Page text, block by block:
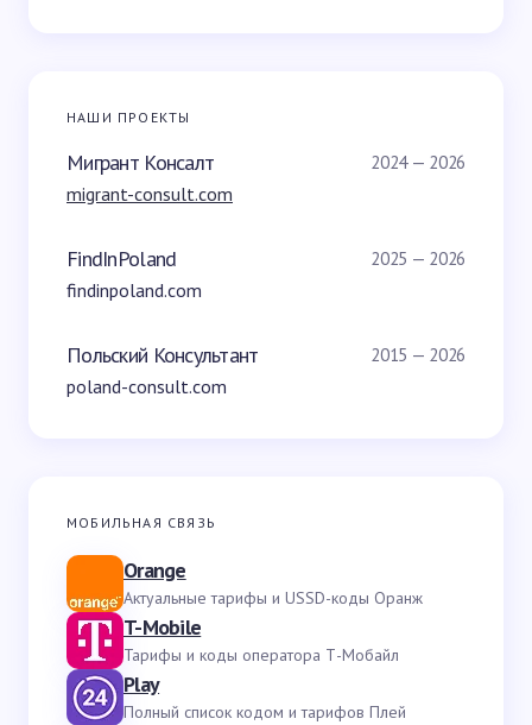
НАШИ ПРОЕКТЫ
Мигрант Консалт 2024 — 2026
migrant-consult.com
FindInPoland 2025 — 2026
findinpoland.com
Польский Консультант 2015 — 2026
poland-consult.com
МОБИЛЬНАЯ СВЯЗЬ
Orange
Актуальные тарифы и USSD-коды Оранж
T-Mobile
Тарифы и коды оператора Т-Мобайл
Play
Полный список кодом и тарифов Плей